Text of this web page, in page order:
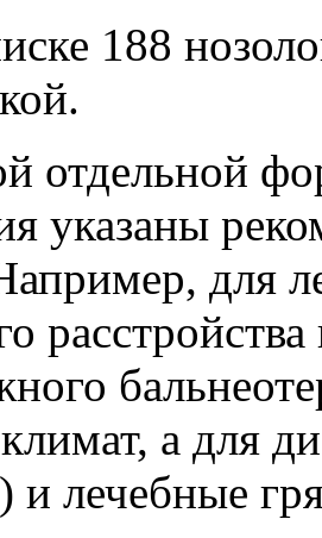
188
отдельной
указаны
для
а для
и лечебные